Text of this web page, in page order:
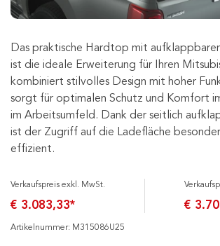
Das praktische Hardtop mit
ist die ideale Erweiterung für Ihren
kombiniert stilvolles Design mit hoher
sorgt für optimalen Schutz und Komfort
im Arbeitsumfeld. Dank der seitlich
ist der Zugriff auf die Ladefläche
effizient.
Verkaufspreis exkl. MwSt.
€ 3.083,33* €
Artikelnummer: M315086U25